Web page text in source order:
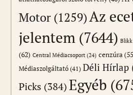
Motor (1259)Az
jelentem (7644) Blikk
(62) Central Médiacsoport (24) cenzúra
Médiaszolgáltató(41) Déli Hírlap
Picks (384)Egyéb